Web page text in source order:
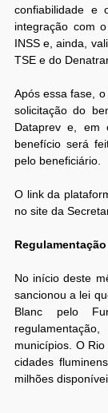
confiabilidade e
integração com
INSS e, ainda,
TSE e do
Após essa fase,
solicitação do
Dataprev e, em
benefício será
pelo beneficiário.
O link da
no site da
No início deste
sancionou a lei
Blanc pelo
municípios. O
cidades
milhões